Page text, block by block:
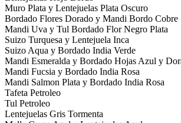
Muro Plata y Lentejuelas Plata Oscuro
Bordado Flores Dorado y Mandi Bordo Cobre
Mandi Uva y Tul Bordado Flor Negro Plata
Suizo Turquesa y Lentejuela Inca
Suizo Aqua y Bordado India Verde
Mandi Esmeralda y Bordado Hojas Azul y
Mandi Fucsia y Bordado India Rosa
Mandi Salmon Plata y Bordado India Rosa
Tafeta Petroleo
Tul Petroleo
Lentejuelas Gris Tormenta